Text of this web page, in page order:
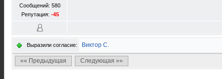
Сообщений: 580
Репутация: -45
Выразили согласие: Виктор С.
«« Предыдущая Следующая »»